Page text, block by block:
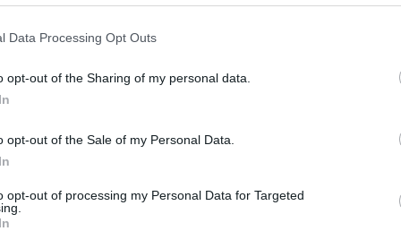
Data Processing Opt Outs
opt-out of the Sharing of my personal data.
opt-out of the Sale of my Personal Data.
opt-out of processing my Personal Data for Targeted
πει αν θα κάνει μήνυση, αλλιώς εύλογες
να τονίζει: «Συγκυβέρνηση βλέπω. Και με
Νίκου Στραβελάκη. «Έχω δώσει τον λόγο
για να καταλάβετε;», είπε ο
newsletter
Αποδέχομαι τουςόρους χρήσης